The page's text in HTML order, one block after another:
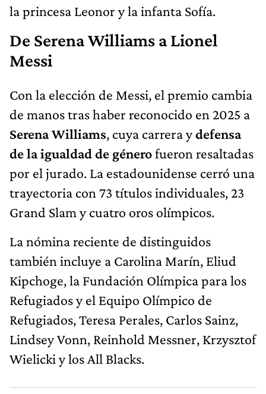
la princesa Leonor y la infanta Sofía.
De Serena Williams a Lionel
Messi
Con la elección de Messi, el premio cambia
de manos tras haber reconocido en 2025 a
Serena Williams, cuya carrera ydefensa
de la igualdad de génerofueron resaltadas
por el jurado. La estadounidense cerró una
trayectoria con 73 títulos individuales, 23
Grand Slam y cuatro oros olímpicos.
La nómina reciente de distinguidos
también incluye a Carolina Marín, Eliud
Kipchoge, la Fundación Olímpica para los
Refugiados y el Equipo Olímpico de
Refugiados, Teresa Perales, Carlos Sainz,
Lindsey Vonn, Reinhold Messner, Krzysztof
Wielicki y los All Blacks.